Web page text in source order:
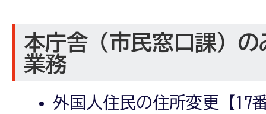
本庁舎（市民窓口課）
業務
外国人住民の住所変更【17